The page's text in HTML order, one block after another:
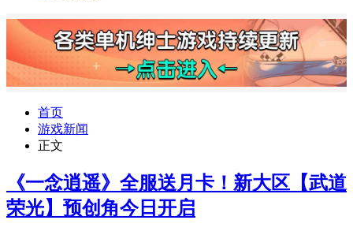
首页
游戏新闻
正文
《一念逍遥》全服送月卡！新大区【武道
荣光】预创角今日开启